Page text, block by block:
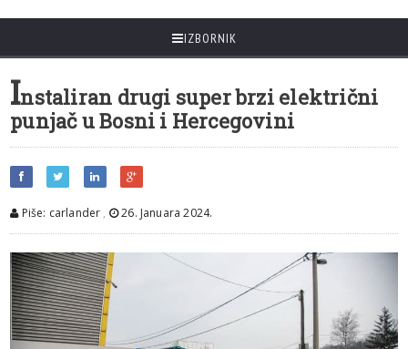
IZBORNIK
Instaliran drugi super brzi električni
punjač u Bosni i Hercegovini
Piše: carlander , 26. Januara 2024.